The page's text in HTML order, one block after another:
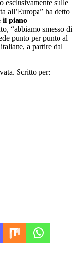
esclusivamente sulle
all’Europa” ha detto
il piano
“abbiamo smesso di
punto per punto al
a partire dal
Scritto per: